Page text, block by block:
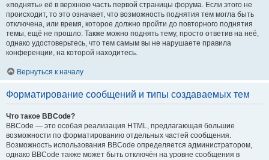
«поднять» её в верхнюю часть первой страницы форума. Если этого не
происходит, то это означает, что возможность поднятия тем могла быть
отключена, или время, которое должно пройти до повторного поднятия
темы, ещё не прошло. Также можно поднять тему, просто ответив на неё,
однако удостоверьтесь, что тем самым вы не нарушаете правила
конференции, на которой находитесь.
Вернуться к началу
Форматирование сообщений и типы создаваемых тем
Что такое BBCode?
BBCode — это особая реализация HTML, предлагающая большие
возможности по форматированию отдельных частей сообщения.
Возможность использования BBCode определяется администратором,
однако BBCode также может быть отключён на уровне сообщения в